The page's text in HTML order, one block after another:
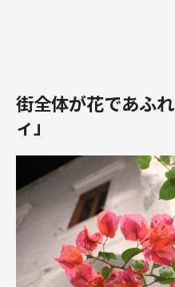
街全体が花であふ
ィ」